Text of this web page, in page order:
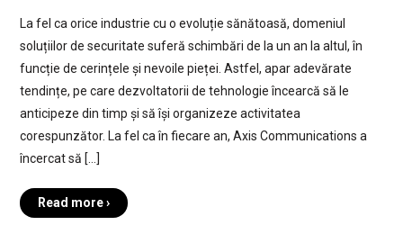
La fel ca orice industrie cu o evoluție sănătoasă, domeniul
soluțiilor de securitate suferă schimbări de la un an la altul, în
funcție de cerințele și nevoile pieței. Astfel, apar adevărate
tendințe, pe care dezvoltatorii de tehnologie încearcă să le
anticipeze din timp și să își organizeze activitatea
corespunzător. La fel ca în fiecare an, Axis Communications a
încercat să […]
Read more ›